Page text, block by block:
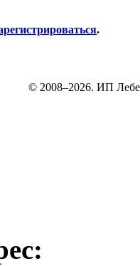
.
© 2008–2026. ИП